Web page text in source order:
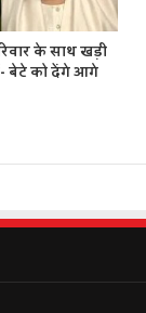
के साथ खड़ी
बेटे को देंगे आगे